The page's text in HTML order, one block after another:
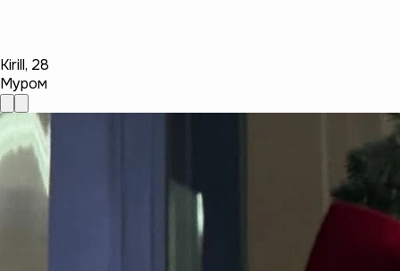
Kirill, 28
Муром